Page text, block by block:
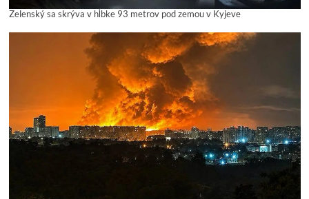
Zelenský sa skrýva v hĺbke 93 metrov pod zemou v Kyjeve